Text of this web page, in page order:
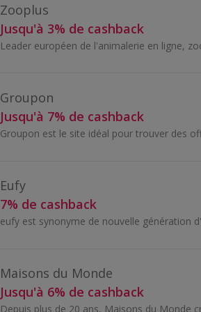
Zooplus
Jusqu'à 3% de cashback
Groupon
Jusqu'à 7% de cashback
Eufy
7% de cashback
Maisons du Monde
Jusqu'à 6% de cashback